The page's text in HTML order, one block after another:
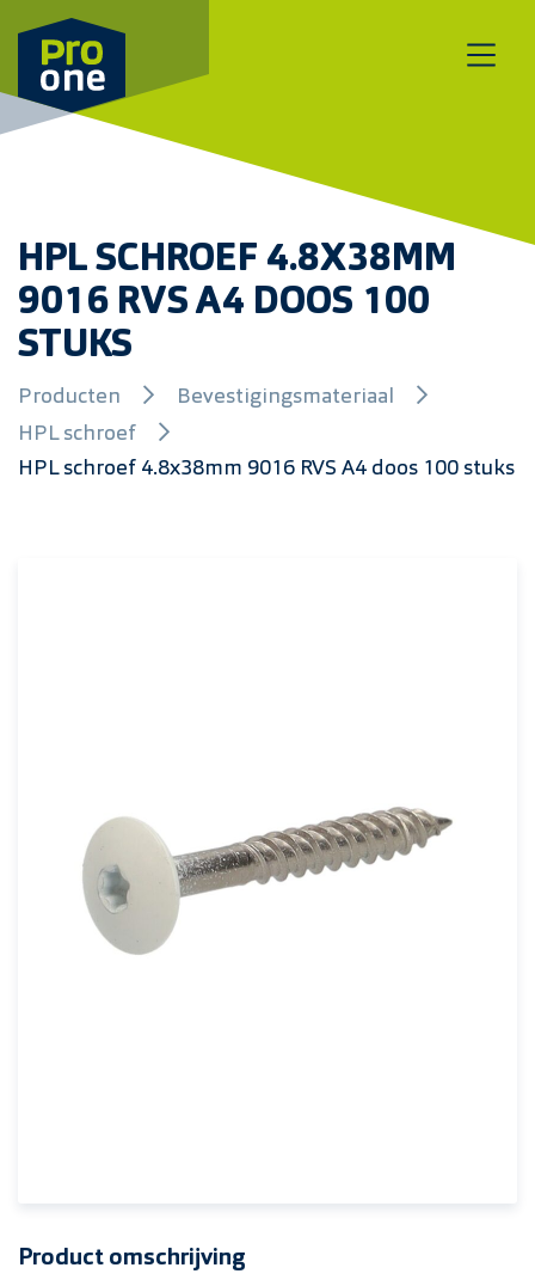
Meteen naar de content
HPL SCHROEF 4.8X38MM
9016 RVS A4 DOOS 100
STUKS
Producten
Bevestigingsmateriaal
HPL schroef
HPL schroef 4.8x38mm 9016 RVS A4 doos 100 stuks
Product omschrijving